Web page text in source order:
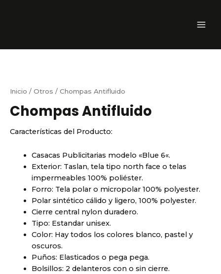
Inicio / Otros / Chompas Antifluido
Chompas Antifluido
Características del Producto:
Casacas Publicitarias modelo «Blue 6«.
Exterior: Taslan, tela tipo north face o telas
impermeables 100% poliéster.
Forro: Tela polar o micropolar 100% polyester.
Polar sintético cálido y ligero, 100% polyester.
Cierre central nylon duradero.
Tipo: Estandar unisex.
Color: Hay todos los colores blanco, pastel y
oscuros.
Puños: Elasticados o pega pega.
Bolsillos: 2 delanteros con o sin cierre.